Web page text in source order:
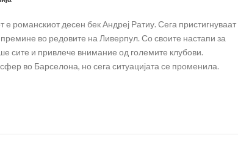
по ѕвездата на Серија А?
во Реал Мадрид: Ова се трите нови правила
Ливерпул се засили од Барселона!
романскиот десен бек Андреј Ратиу. Сега пристигнуваат
во редовите на Ливерпул. Со своите настапи за
сите и привлече внимание од големите клубови.
во Барселона, но сега ситуацијата се променила.